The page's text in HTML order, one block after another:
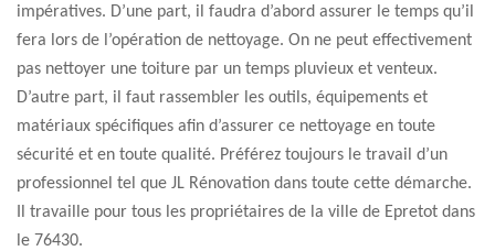
impératives. D’une part, il faudra d’abord assurer le temps qu’il
fera lors de l’opération de nettoyage. On ne peut effectivement
pas nettoyer une toiture par un temps pluvieux et venteux.
D’autre part, il faut rassembler les outils, équipements et
matériaux spécifiques afin d’assurer ce nettoyage en toute
sécurité et en toute qualité. Préférez toujours le travail d’un
professionnel tel que JL Rénovation dans toute cette démarche.
Il travaille pour tous les propriétaires de la ville de Epretot dans
le 76430.